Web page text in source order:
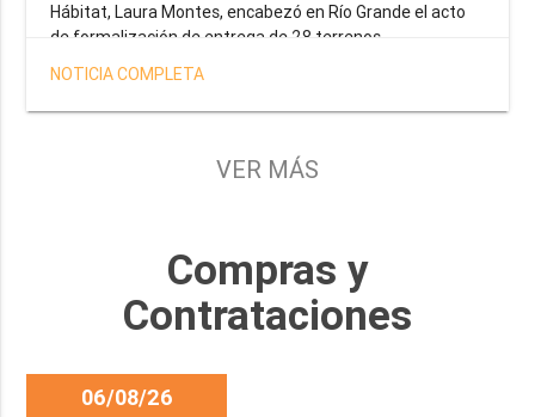
Hábitat, Laura Montes, encabezó en Río Grande el acto
de formalización de entrega de 28 terrenos
correspondientes a la operatoria especial anunciada por
el Gobernador Gustavo Melella, la cual tiene como
objetivo brindar una solución habitacional a docentes,
Provincia y del Servicio Penitenciario.
NOTICIA COMPLETA
VER MÁS
Compras y
Contrataciones
06/08/26